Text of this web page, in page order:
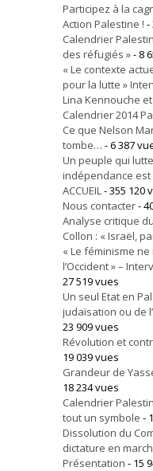
Participez à la
Action Palestine ! -
Calendrier
des réfugiés »- 8
« Le contexte
pour la lutte »
Lina Kennouche
Calendrier 2014
Ce que Nelson
tombe… - 6 387
Un peuple qui
indépendance est
ACCUEIL- 355 120
Nous contacter-
Analyse critique
Collon : « Israël,
« Le féminisme
l’Occident » –
27 519 vues
Un seul Etat en
judaïsation ou de
23 909 vues
Révolution et
19 039 vues
Grandeur de
18 234 vues
Calendrier
tout un symbole -
Dissolution du
dictature en
Présentation - 15